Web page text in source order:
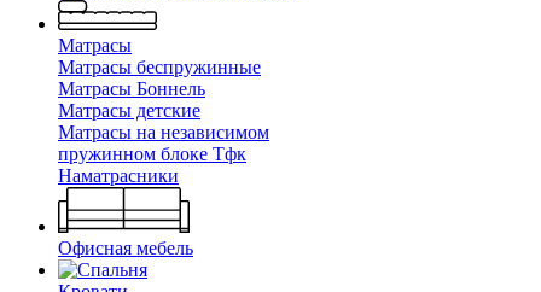
Матрасы
Матрасы беспружинные
Матрасы Боннель
Матрасы детские
Матрасы на независимом
пружинном блоке Тфк
Наматрасники
Офисная мебель